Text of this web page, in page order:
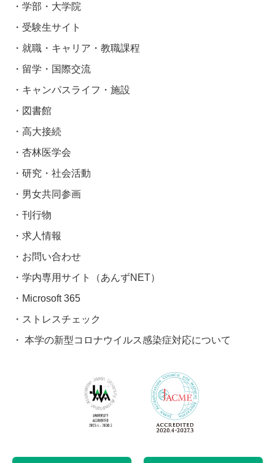
学部・大学院
受験生サイト
就職・キャリア・教職課程
留学・国際交流
キャンパスライフ・施設
図書館
高大接続
杏林医学会
研究・社会活動
男女共同参画
刊行物
求人情報
お問い合わせ
学内専用サイト（あんずNET）
Microsoft 365
ストレスチェック
本学の新型コロナウイルス感染症対応について